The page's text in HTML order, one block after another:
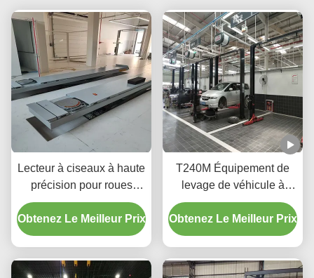
Lecteur à ciseaux à haute
précision pour roues
T400D 4000 kg Capacité
pour ateliers
Obtenez Le Meilleur Prix
T240M Équipement de
levage de véhicule à
deux poteaux à grille
avec technologie de
levage avancée
Obtenez Le Meilleur Prix